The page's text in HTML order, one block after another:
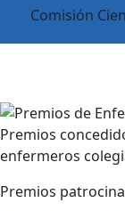
Comisión
Premios
enfermeros
Premios